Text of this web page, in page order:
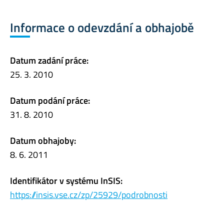
Informace o odevzdání a obhajobě
Datum zadání práce:
25. 3. 2010
Datum podání práce:
31. 8. 2010
Datum obhajoby:
8. 6. 2011
Identifikátor v systému InSIS:
https://insis.vse.cz/zp/25929/podrobnosti